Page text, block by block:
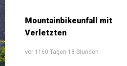
Mountainbikeunfall mit
Verletzten
vor 1160 Tagen 18 Stunden